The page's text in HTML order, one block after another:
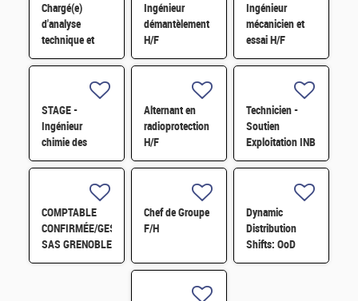
Chargé(e)
d'analyse
technique et
financière des
maintenance
électromécanique
H/F
Ingénieur
démantèlement
H/F
Ingénieur
mécanicien et
essai H/F
STAGE -
Ingénieur
chimie des
matériaux -
Alternant en
radioprotection
H/F
Technicien -
Soutien
Exploitation INB
H/F
COMPTABLE
CONFIRMÉE/GESTIONNAIRE
SAS GRENOBLE
H/F
Chef de Groupe
F/H
Dynamic
Distribution
Shifts: OoD
Detection with